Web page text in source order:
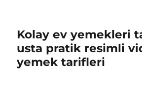
Kolay ev yemekleri
usta pratik resimli
yemek tarifleri